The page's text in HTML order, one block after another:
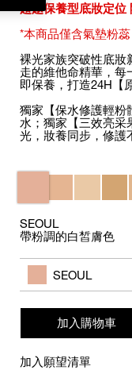
超越保養型底妝定位
*本商品僅含氣墊粉
裸光家族突破性底妝
走的維他命精華，每
即保養，打造24H【
獨家【保水修護輕粉
水；獨家【三效亮采
光，妝養同步，修護
Variations
SEOUL
帶粉調的白皙膚色
to
options
Actions
其他色系
SEOUL
加入購物車
加入願望清單